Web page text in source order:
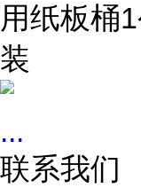
用纸板桶
装
...
联系我们